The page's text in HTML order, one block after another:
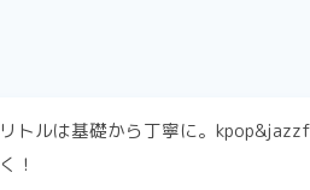
ルは基礎から丁寧に。
！